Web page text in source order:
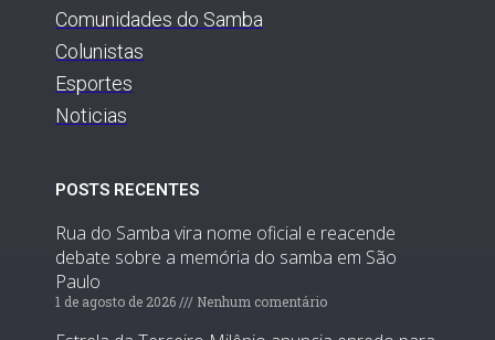
Comunidades do Samba
Colunistas
Esportes
Noticias
POSTS RECENTES
Rua do Samba vira nome oficial e reacende
debate sobre a memória do samba em São
Paulo
1 de agosto de 2026 Nenhum comentário